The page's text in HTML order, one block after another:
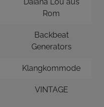
Rom
Backbeat
Generators
Klangkommode
VINTAGE